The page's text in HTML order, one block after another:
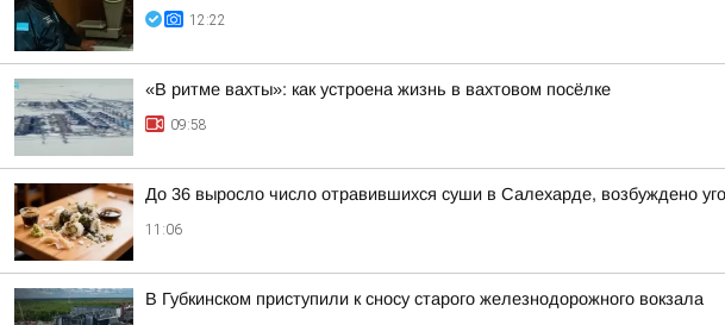
12:22
«В ритме вахты»: как устроена жизнь в вахтовом посёлке
09:58
До 36 выросло число отравившихся суши в Салехарде, возбуждено
11:06
В Губкинском приступили к сносу старого железнодорожного вокзала